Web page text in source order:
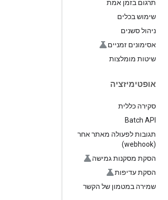
תרגום בזמן אמת
שימוש בכלים
ניהול סשנים
אסימונים זמניים
שיטות מומלצות
אופטימיזציה
סקירה כללית
Batch API
תגובות לפעולה מאתר אחר
(webhook)
הסקת מסקנות גמישה
הסקת עדיפות
שמירה במטמון של הקשר